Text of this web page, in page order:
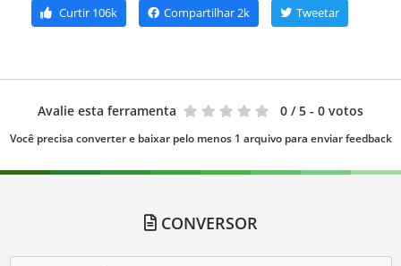
Curtir 106k Compartilhar2k Tweetar
Avalie esta ferramenta 0 / 5 - 0 votos
Você precisa converter e baixar pelo menos 1 arquivo para enviar feedback
CONVERSOR